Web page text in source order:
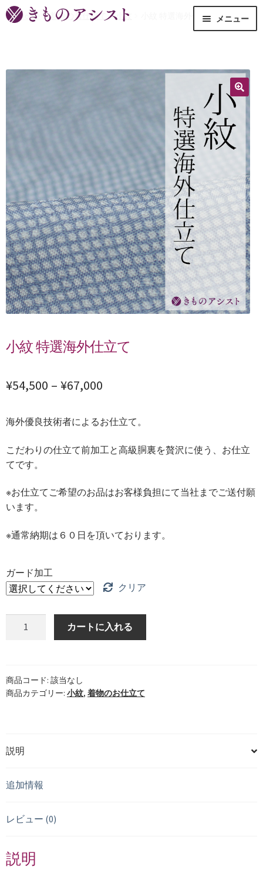
メニュー
Home 着物のお仕立て 小紋 小紋 特選海外仕立て
小紋 特選海外仕立て
¥54,500 – ¥67,000
海外優良技術者によるお仕立て。
こだわりの仕立て前加工と高級胴裏を贅沢に使う、お仕立
てです。
※お仕立てご希望のお品はお客様負担にて当社までご送付願
います。
※通常納期は６０日を頂いております。
ガード加工
クリア
カートに入れる
商品コード: 該当なし
商品カテゴリー: 小紋, 着物のお仕立て
説明
追加情報
レビュー (0)
説明